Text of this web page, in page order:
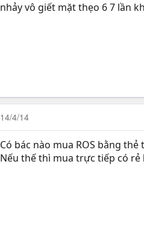
nhảy vô giết mặt thẹo 6 7 lần
14/4/14
Có bác nào mua ROS bằng
Nếu thế thì mua trực tiếp có